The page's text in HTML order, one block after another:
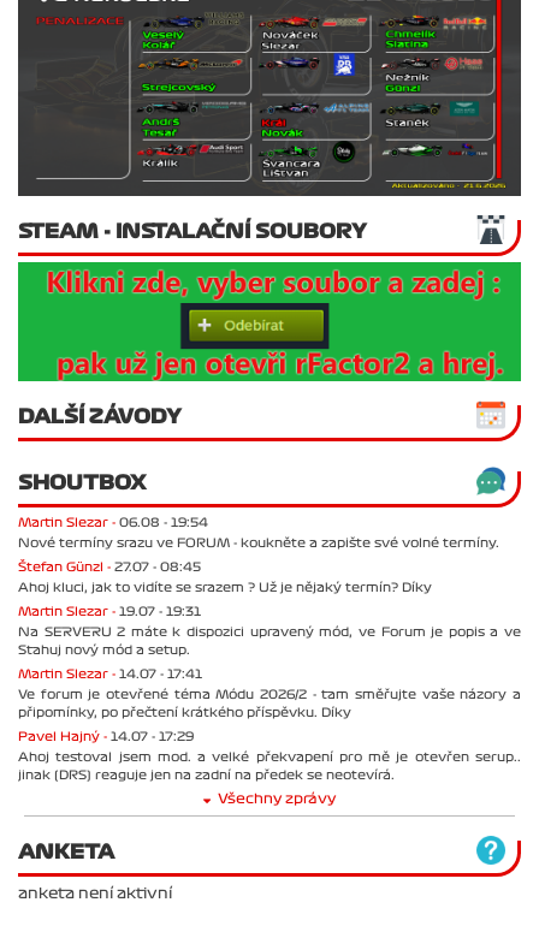
STEAM - INSTALAČNÍ SOUBORY
DALŠÍ ZÁVODY
SHOUTBOX
Martin Slezar - 06.08 - 19:54
Nové termíny srazu ve FORUM - koukněte a zapište své volné termíny.
Štefan Günzl - 27.07 - 08:45
Ahoj kluci, jak to vidíte se srazem ? Už je nějaký termín? Díky
Martin Slezar - 19.07 - 19:31
Na SERVERU 2 máte k dispozici upravený mód, ve Forum je popis a ve
Stahuj nový mód a setup.
Martin Slezar - 14.07 - 17:41
Ve forum je otevřené téma Módu 2026/2 - tam směřujte vaše názory a
připomínky, po přečtení krátkého příspěvku. Díky
Pavel Hajný - 14.07 - 17:29
Ahoj testoval jsem mod. a velké překvapení pro mě je otevřen serup..
jinak (DRS) reaguje jen na zadní na předek se neotevírá.
Všechny zprávy
ANKETA
anketa není aktivní